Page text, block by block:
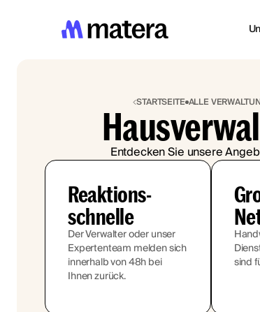
STARTSEITE ALLE
Entdecken Sie unsere
Reaktions-
schnelle
Der Verwalter oder unser
Expertenteam melden sich
innerhalb von 48h bei
Ihnen zurück.
sind